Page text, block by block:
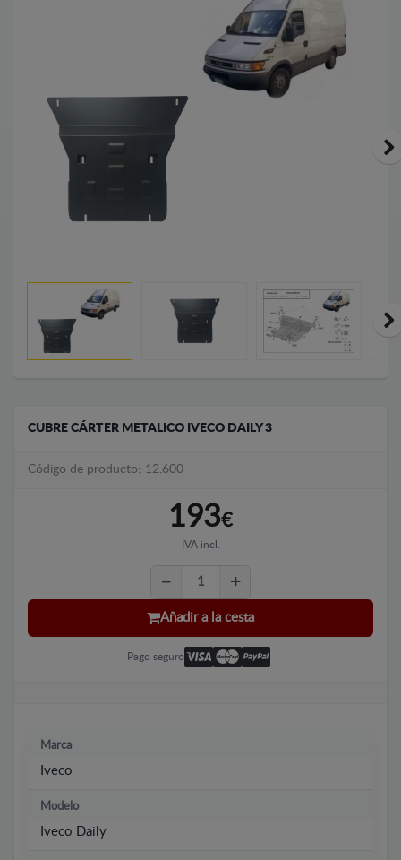
CUBRE CÁRTER METALICO IVECO DAILY 3
Código de producto: 12.600
193€
IVA incl.
Añadir a la cesta
Pago seguro
Marca
Iveco
Modelo
Iveco Daily